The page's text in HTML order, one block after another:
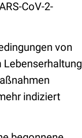
CoV-2-
von
indiziert